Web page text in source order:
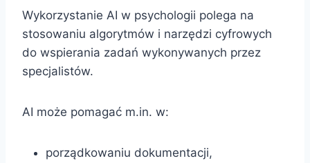
Wykorzystanie AI w psychologii polega na
stosowaniu algorytmów i narzędzi cyfrowych
do wspierania zadań wykonywanych przez
specjalistów.
AI może pomagać m.in. w:
porządkowaniu dokumentacji,